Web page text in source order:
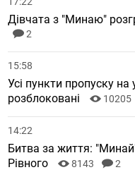
Дівчата з "Минаю"
2
15:58
Усі пункти пропуску
розблоковані
10205
14:22
Битва за життя:
Рівного
8143 2